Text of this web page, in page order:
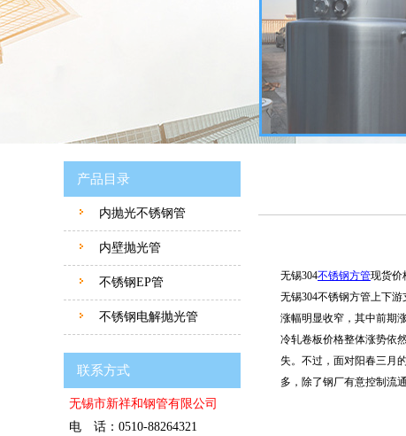
产品目录
内抛光不锈钢管
内壁抛光管
不锈钢EP管
不锈钢电解抛光管
联系方式
无锡市新祥和钢管有限公司
电 话：0510-88264321
无锡304不锈钢方管现货价
无锡304不锈钢方管上下
涨幅明显收窄，其中前期
冷轧卷板价格整体涨势依
失。不过，面对阳春三月
多，除了钢厂有意控制流